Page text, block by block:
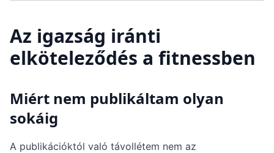
Az igazság iránti
elköteleződés a fitnessben
Miért nem publikáltam olyan
sokáig
A publikációktól való távollétem nem az